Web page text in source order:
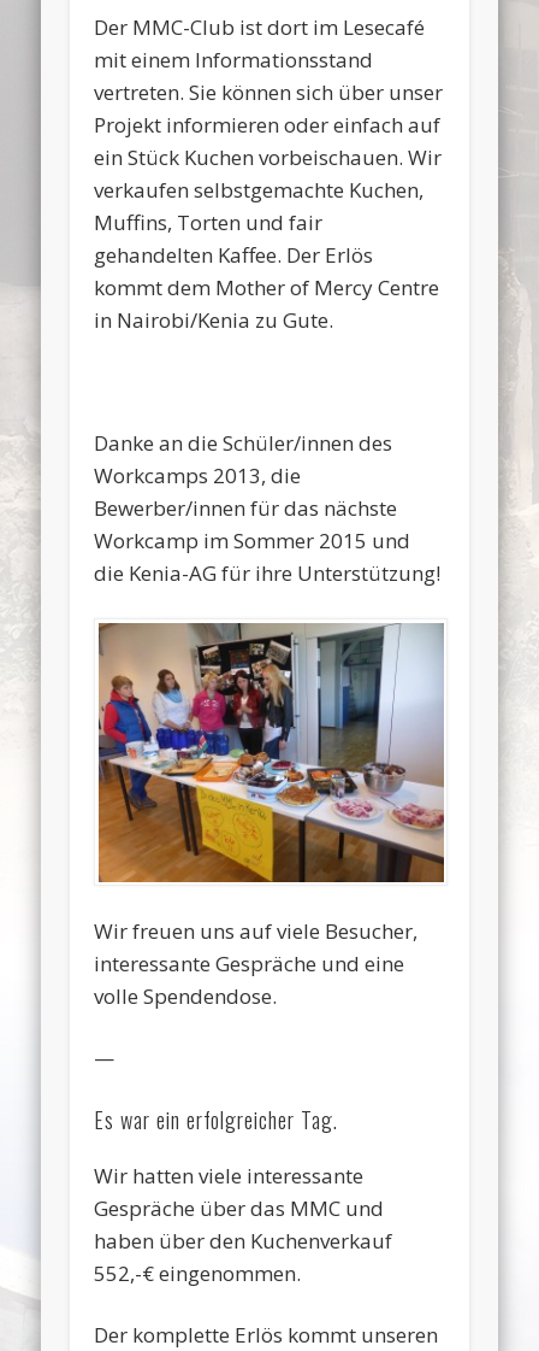
Der MMC-Club ist dort im Lesecafé
mit einem Informationsstand
vertreten. Sie können sich über unser
Projekt informieren oder einfach auf
ein Stück Kuchen vorbeischauen. Wir
verkaufen selbstgemachte Kuchen,
Muffins, Torten und fair
gehandelten Kaffee. Der Erlös
kommt dem Mother of Mercy Centre
in Nairobi/Kenia zu Gute.
Danke an die Schüler/innen des
Workcamps 2013, die
Bewerber/innen für das nächste
Workcamp im Sommer 2015 und
die Kenia-AG für ihre Unterstützung!
Wir freuen uns auf viele Besucher,
interessante Gespräche und eine
volle Spendendose.
—
Es war ein erfolgreicher Tag.
Wir hatten viele interessante
Gespräche über das MMC und
haben über den Kuchenverkauf
552,-€ eingenommen.
Der komplette Erlös kommt unseren